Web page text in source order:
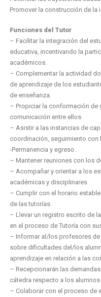
Promover la construcción de la
Funciones del Tutor
– Facilitar la integración del
educativa, incentivando la
académicos.
– Complementar la actividad
de aprendizaje de los
de enseñanza.
– Propiciar la conformación de
comunicación entre ellos
– Asistir a las instancias de
coordinación, seguimiento con
-Permanencia y egreso.
– Mantener reuniones con los
– Acompañar y orientar a los
académicas y disciplinares
– Cumplir con el horario
de las tutorías.
– Llevar un registro escrito de
en el proceso de Tutoría con
– Informar al/los profesores de
sobre dificultades del/los
aprendizaje en relación a las
– Recepcionarán las
cátedra respecto a los alumnos
– Colaborar con el proceso de